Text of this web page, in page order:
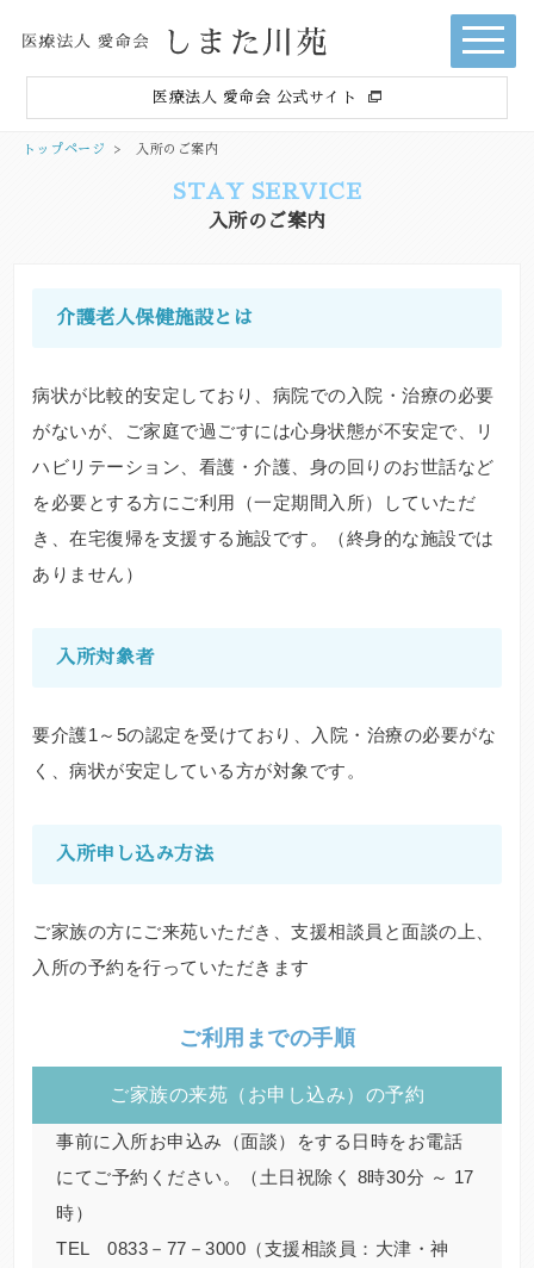
医療法人 愛命会 公式サイト
トップページ > 入所のご案内
STAY SERVICE
入所のご案内
介護老人保健施設とは
病状が比較的安定しており、病院での入院・治療の必要
がないが、ご家庭で過ごすには心身状態が不安定で、リ
ハビリテーション、看護・介護、身の回りのお世話など
を必要とする方にご利用（一定期間入所）していただ
き、在宅復帰を支援する施設です。（終身的な施設では
ありません）
入所対象者
要介護1～5の認定を受けており、入院・治療の必要がな
く、病状が安定している方が対象です。
入所申し込み方法
ご家族の方にご来苑いただき、支援相談員と面談の上、
入所の予約を行っていただきます
ご利用までの手順
ご家族の来苑（お申し込み）の予約
事前に入所お申込み（面談）をする日時をお電話
にてご予約ください。（土日祝除く 8時30分 ～ 17
時）
TEL 0833－77－3000（支援相談員：大津・神